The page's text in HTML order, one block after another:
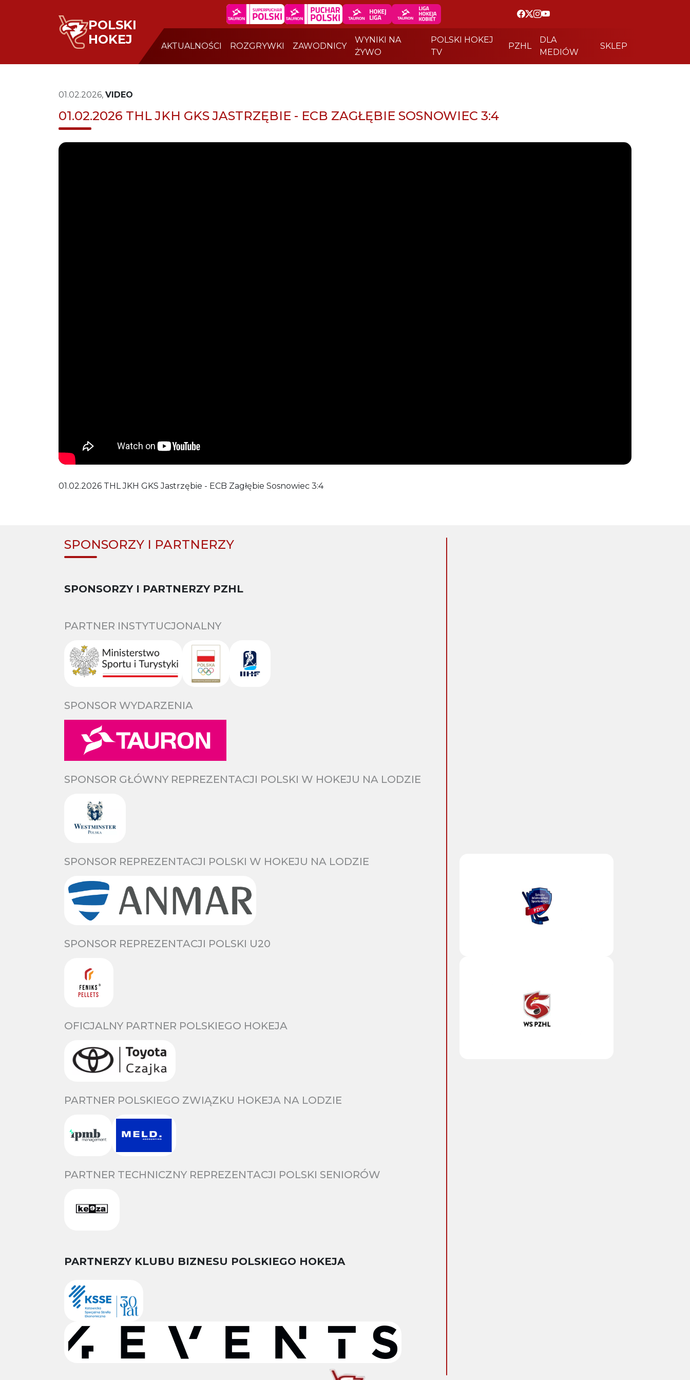
POLSKI
HOKEJ
AKTUALNOŚCI ROZGRYWKI ZAWODNICY
WYNIKI NA
ŻYWO
POLSKI HOKEJ
TV
PZHL
DLA
MEDIÓW
SKLEP
01.02.2026, VIDEO
01.02.2026 THL JKH GKS JASTRZĘBIE - ECB ZAGŁĘBIE SOSNOWIEC 3:4
01.02.2026 THL JKH GKS Jastrzębie - ECB Zagłębie Sosnowiec 3:4
SPONSORZY I PARTNERZY
SPONSORZY I PARTNERZY PZHL
PARTNER INSTYTUCJONALNY
SPONSOR WYDARZENIA
SPONSOR GŁÓWNY REPREZENTACJI POLSKI W HOKEJU NA LODZIE
SPONSOR REPREZENTACJI POLSKI W HOKEJU NA LODZIE
SPONSOR REPREZENTACJI POLSKI U20
OFICJALNY PARTNER POLSKIEGO HOKEJA
PARTNER POLSKIEGO ZWIĄZKU HOKEJA NA LODZIE
PARTNER TECHNICZNY REPREZENTACJI POLSKI SENIORÓW
PARTNERZY KLUBU BIZNESU POLSKIEGO HOKEJA